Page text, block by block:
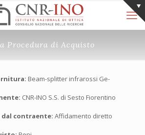
Procedura di Acquisto
Beam-splitter infrarossi Ge-
CNR-INO S.S. di Sesto Fiorentino
dal contraente: Affidamento diretto